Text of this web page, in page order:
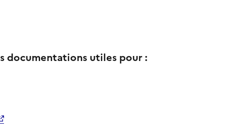
utiles pour :